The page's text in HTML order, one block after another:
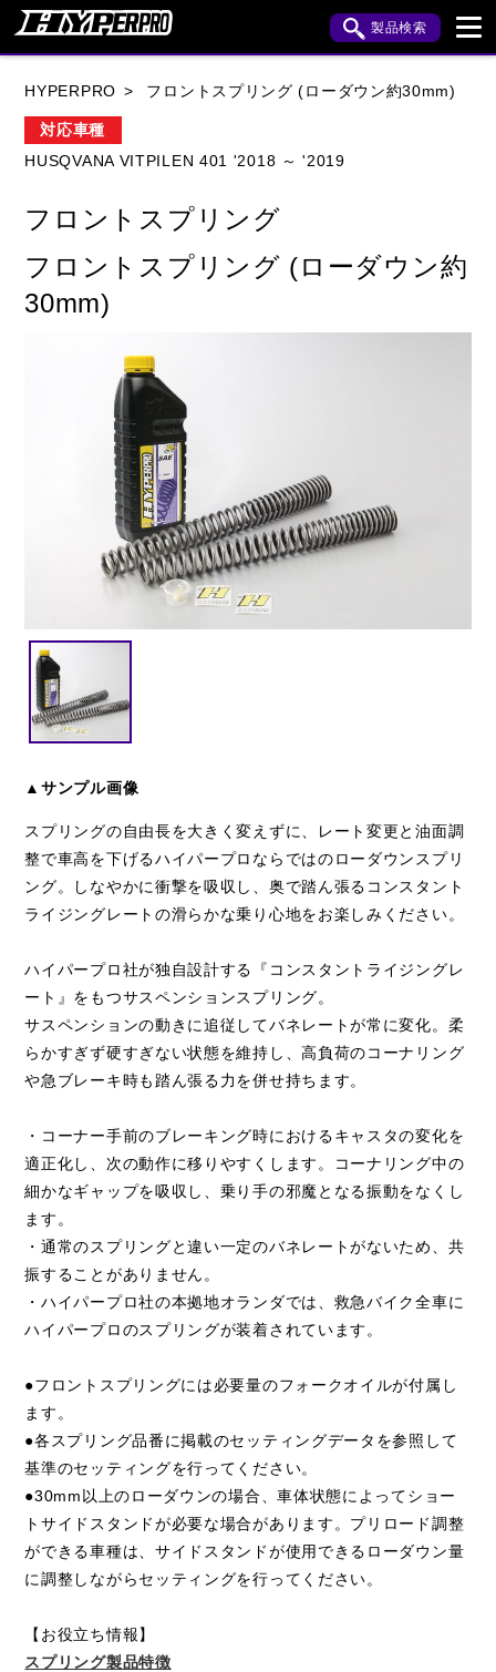
製品検索
BUELL
KTM
MV AGUSTA
TRIUMPH
閉じる
HYPERPRO フロントスプリング (ローダウン約30mm)
対応車種
HUSQVANA VITPILEN 401 '2018 ～ '2019
フロントスプリング
フロントスプリング (ローダウン約
30mm)
▲サンプル画像
スプリングの自由長を大きく変えずに、レート変更と油面調
整で車高を下げるハイパープロならではのローダウンスプリ
ング。しなやかに衝撃を吸収し、奥で踏ん張るコンスタント
ライジングレートの滑らかな乗り心地をお楽しみください。
ハイパープロ社が独自設計する『コンスタントライジングレ
ート』をもつサスペンションスプリング。
サスペンションの動きに追従してバネレートが常に変化。柔
らかすぎず硬すぎない状態を維持し、高負荷のコーナリング
や急ブレーキ時も踏ん張る力を併せ持ちます。
・コーナー手前のブレーキング時におけるキャスタの変化を
適正化し、次の動作に移りやすくします。コーナリング中の
細かなギャップを吸収し、乗り手の邪魔となる振動をなくし
ます。
・通常のスプリングと違い一定のバネレートがないため、共
振することがありません。
・ハイパープロ社の本拠地オランダでは、救急バイク全車に
ハイパープロのスプリングが装着されています。
●フロントスプリングには必要量のフォークオイルが付属し
ます。
●各スプリング品番に掲載のセッティングデータを参照して
基準のセッティングを行ってください。
●30mm以上のローダウンの場合、車体状態によってショー
トサイドスタンドが必要な場合があります。プリロード調整
ができる車種は、サイドスタンドが使用できるローダウン量
に調整しながらセッティングを行ってください。
【お役立ち情報】
スプリング製品特徴